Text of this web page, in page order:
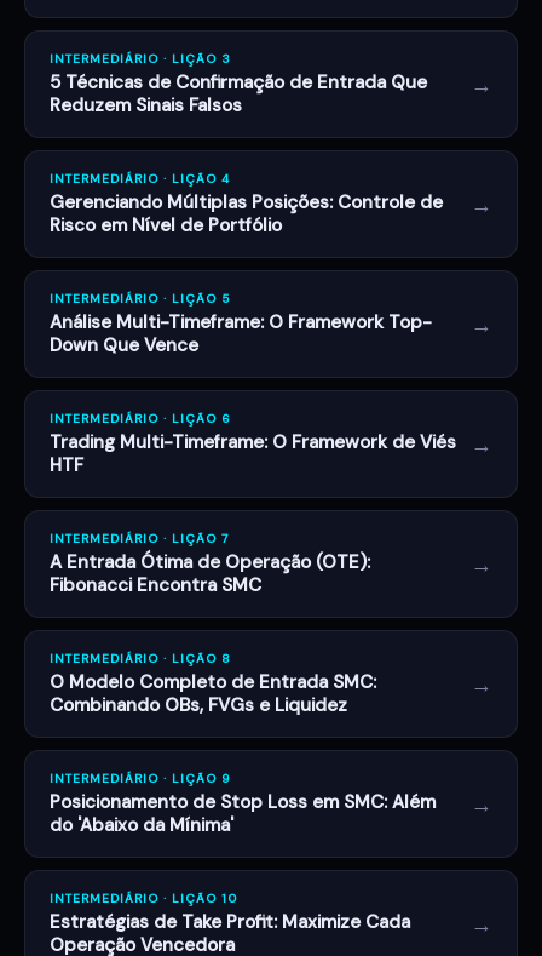
INTERMEDIÁRIO · LIÇÃO 3
5 Técnicas de Confirmação de Entrada Que
Reduzem Sinais Falsos
→
INTERMEDIÁRIO · LIÇÃO 4
Gerenciando Múltiplas Posições: Controle de
Risco em Nível de Portfólio
→
INTERMEDIÁRIO · LIÇÃO 5
Análise Multi-Timeframe: O Framework Top-
Down Que Vence
→
INTERMEDIÁRIO · LIÇÃO 6
Trading Multi-Timeframe: O Framework de Viés
HTF
→
INTERMEDIÁRIO · LIÇÃO 7
A Entrada Ótima de Operação (OTE):
Fibonacci Encontra SMC
→
INTERMEDIÁRIO · LIÇÃO 8
O Modelo Completo de Entrada SMC:
Combinando OBs, FVGs e Liquidez
→
INTERMEDIÁRIO · LIÇÃO 9
Posicionamento de Stop Loss em SMC: Além
do 'Abaixo da Mínima'
→
INTERMEDIÁRIO · LIÇÃO 10
Estratégias de Take Profit: Maximize Cada
Operação Vencedora
→